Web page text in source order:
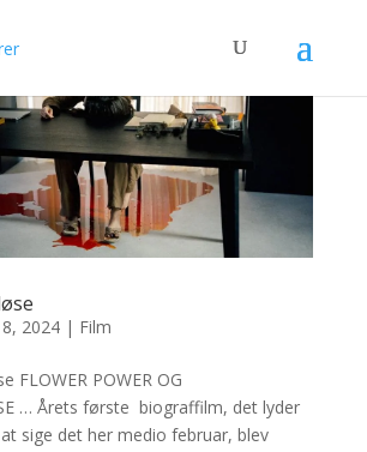
2024| Film
FLOWER POWER OG
… Årets første biograffilm, det lyder
sige det her medio februar, blev